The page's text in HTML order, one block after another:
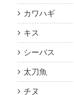
カワハギ
キス
シーバス
太刀魚
チヌ